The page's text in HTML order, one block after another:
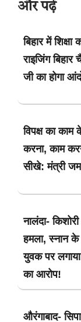
और पढ़ें
बिहार में
राइजिंग
जी का होगा
विपक्ष का
करना, काम
सीखे: मंत्री
नालंदा-
हमला, स्नान के
युवक पर लगाया
का आरोप!
औरंगाबाद-